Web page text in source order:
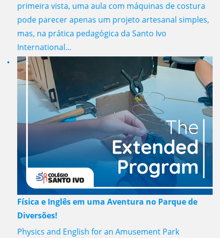
primeira vista, uma aula com máquinas de costura
pode parecer apenas um projeto artesanal simples,
mas, na prática pedagógica da Santo Ivo
International...
Física e Inglês em uma Aventura no Parque de
Diversões!
Physics and English for an Amusement Park